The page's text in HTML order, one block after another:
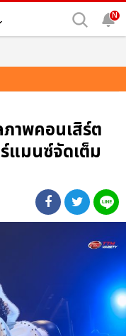
N
าพคอนเสิร์ต
แมนซ์จัดเต็ม